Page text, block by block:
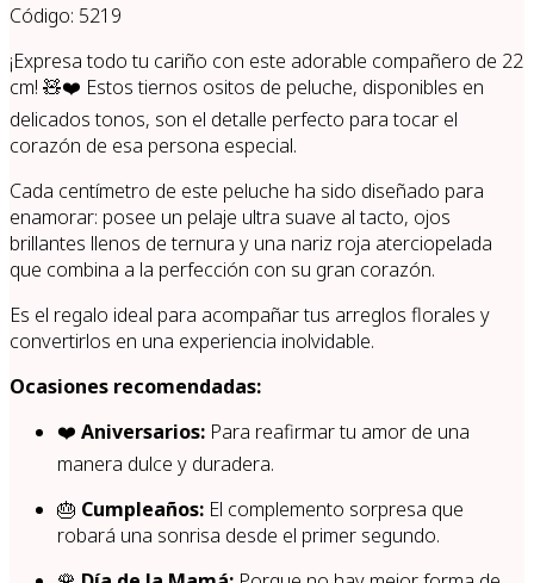
Código: 5219
¡Expresa todo tu cariño con este adorable compañero de 22
cm! 🧸❤️ Estos tiernos ositos de peluche, disponibles en
delicados tonos, son el detalle perfecto para tocar el
corazón de esa persona especial.
Cada centímetro de este peluche ha sido diseñado para
enamorar: posee un pelaje ultra suave al tacto, ojos
brillantes llenos de ternura y una nariz roja aterciopelada
que combina a la perfección con su gran corazón.
Es el regalo ideal para acompañar tus arreglos florales y
convertirlos en una experiencia inolvidable.
Ocasiones recomendadas:
❤️ Aniversarios: Para reafirmar tu amor de una
manera dulce y duradera.
🎂 Cumpleaños: El complemento sorpresa que
robará una sonrisa desde el primer segundo.